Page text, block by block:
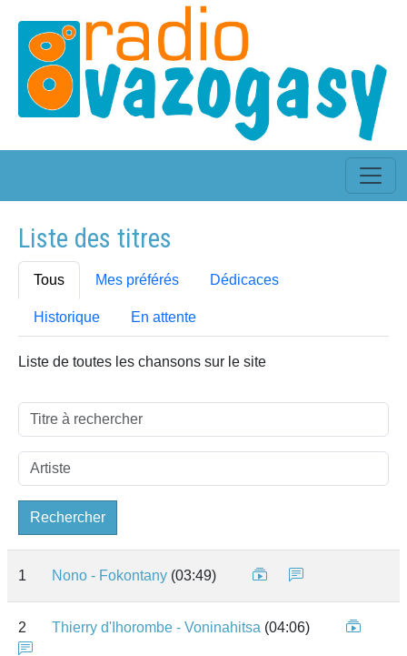
Liste des titres
Tous Mes préférés Dédicaces
Historique En attente
Liste de toutes les chansons sur le site
Rechercher
1 Nono - Fokontany (03:49)
2 Thierry d'Ihorombe - Voninahitsa (04:06)